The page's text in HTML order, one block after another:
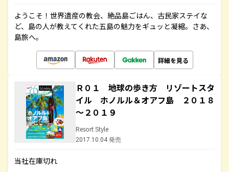
ようこそ！世界遺産の教会、絶品島ごはん、古民家ステイな
ど、島の人が教えてくれた五島の魅力をギュッと凝縮。さあ、
島旅へ。
詳細を見る
Ｒ０１ 地球の歩き方 リゾートスタ
イル ホノルル＆オアフ島 ２０１８
～２０１９
Resort Style
2017.10.04 発売
当社在庫切れ